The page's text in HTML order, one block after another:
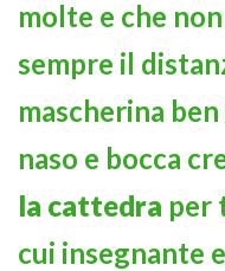
molte e che
sempre il
mascherina
naso e bocca
la cattedra per
cui insegnante